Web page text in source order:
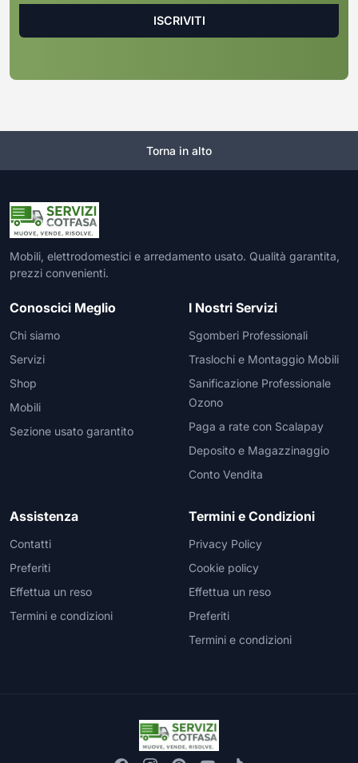
Torna in alto
Mobili, elettrodomestici e arredamento usato. Qualità garantita,
prezzi convenienti.
Conoscici Meglio
Chi siamo
Servizi
Shop
Mobili
Sezione usato garantito
I Nostri Servizi
Sgomberi Professionali
Traslochi e Montaggio Mobili
Sanificazione Professionale
Ozono
Paga a rate con Scalapay
Deposito e Magazzinaggio
Conto Vendita
Assistenza
Contatti
Preferiti
Effettua un reso
Termini e condizioni
Termini e Condizioni
Privacy Policy
Cookie policy
Effettua un reso
Preferiti
Termini e condizioni